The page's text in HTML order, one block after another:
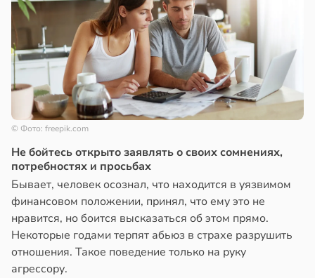
© Фото: freepik.com
Не бойтесь открыто заявлять о своих сомнениях,
потребностях и просьбах
Бывает, человек осознал, что находится в уязвимом
финансовом положении, принял, что ему это не
нравится, но боится высказаться об этом прямо.
Некоторые годами терпят абьюз в страхе разрушить
отношения. Такое поведение только на руку
агрессору.